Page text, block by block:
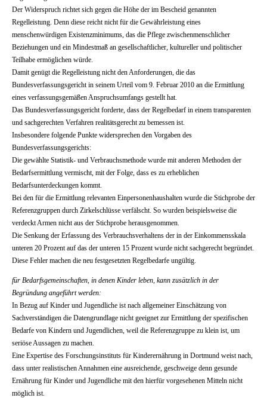
Der Widerspruch richtet sich gegen die Höhe der im Bescheid genannten
Regelleistung. Denn diese reicht nicht für die Gewährleistung eines
menschenwürdigen Existenzminimums, das die Pflege zwischenmenschlicher
Beziehungen und ein Mindestmaß an gesellschaftlicher, kultureller und politischer
Teilhabe ermöglichen würde.
Damit genügt die Regelleistung nicht den Anforderungen, die das
Bundesverfassungsgericht in seinem Urteil vom 9. Februar 2010 an die Ermittlung
eines verfassungsgemäßen Anspruchsumfangs gestellt hat.
Das Bundesverfassungsgericht forderte, dass der Regelbedarf in einem transparenten
und sachgerechten Verfahren realitätsgerecht zu bemessen ist.
Insbesondere folgende Punkte widersprechen den Vorgaben des
Bundesverfassungsgerichts:
Die gewählte Statistik- und Verbrauchsmethode wurde mit anderen Methoden der
Bedarfsermittlung vermischt, mit der Folge, dass es zu erheblichen
Bedarfsunterdeckungen kommt.
Bei den für die Ermittlung relevanten Einpersonenhaushalten wurde die Stichprobe der
Referenzgruppen durch Zirkelschlüsse verfälscht. So wurden beispielsweise die
verdeckt Armen nicht aus der Stichprobe herausgenommen.
Die Senkung der Erfassung des Verbrauchsverhaltens der in der Einkommensskala
unteren 20 Prozent auf das der unteren 15 Prozent wurde nicht sachgerecht begründet.
Diese Fehler machen die neu festgesetzten Regelbedarfe ungültig.
für Bedarfsgemeinschaften, in denen Kinder leben, kann zusätzlich in der
Begründung angeführt werden:
In Bezug auf Kinder und Jugendliche ist nach allgemeiner Einschätzung von
Sachverständigen die Datengrundlage nicht geeignet zur Ermittlung der spezifischen
Bedarfe von Kindern und Jugendlichen, weil die Referenzgruppe zu klein ist, um
seriöse Aussagen zu machen.
Eine Expertise des Forschungsinstituts für Kinderernährung in Dortmund weist nach,
dass unter realistischen Annahmen eine ausreichende, geschweige denn gesunde
Ernährung für Kinder und Jugendliche mit den hierfür vorgesehenen Mitteln nicht
möglich ist.